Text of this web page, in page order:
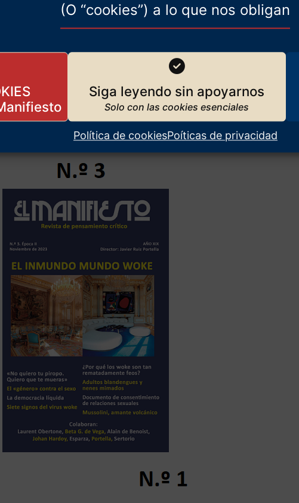
(O “cookies”) a lo que nos obligan
Siga leyendo sin apoyarnos
Política de cookiesPoíticas de privacidad